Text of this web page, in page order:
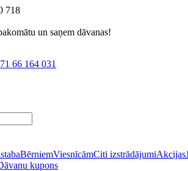
718
un saņem dāvanas!
66 164 031
BērniemViesnīcāmCiti izstrādājumiAkcijas
kupons